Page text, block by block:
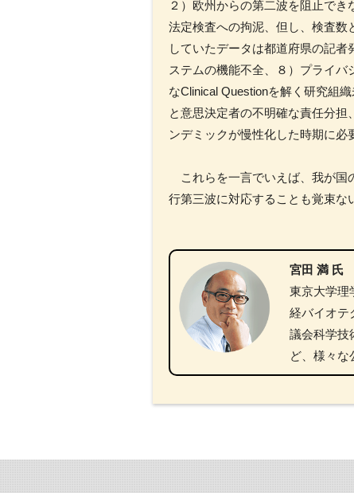
２）欧州からの第二波を阻止で
法定検査への拘泥、但し、検査数
していたデータは都道府県の記
ステムの機能不全、８）プライ
なClinical Questionを解く研究組
と意思決定者の不明確な責任分
ンデミックが慢性化した時期に必
これらを一言でいえば、我が国
行第三波に対応することも覚束な
宮田 満 氏
東京大学理
経バイオテ
議会科学技
ど、様々な